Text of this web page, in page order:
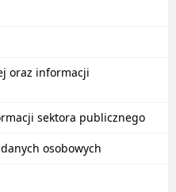
oraz informacji
sektora publicznego
osobowych